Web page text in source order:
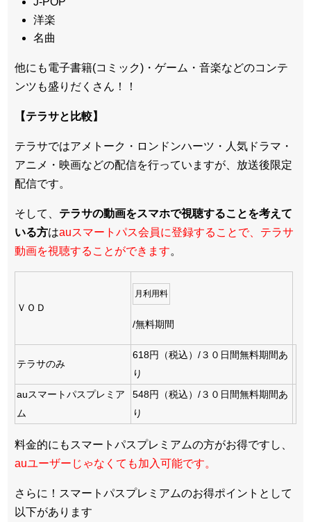
洋楽
名曲
他にも電子書籍(コミック)・ゲーム・音楽などのコンテ
ンツも盛りだくさん！！
【テラサと比較】
テラサではアメトーク・ロンドンハーツ・人気ドラマ・
アニメ・映画などの配信を行っていますが、放送後限定
配信です。
そして、 テラサの動画をスマホで視聴することを考えて
いる方はauスマートパス会員に登録することで、テラサ
動画を視聴することができます。
ＶＯＤ
月利用料
/無料期間
テラサのみ
618円（税込）/３０日間無料期間あ
り
auスマートパスプレミア
ム
548円（税込）/３０日間無料期間あ
り
料金的にもスマートパスプレミアムの方がお得ですし、
auユーザーじゃなくても加入可能です。
さらに！スマートパスプレミアムのお得ポイントとして
以下があります